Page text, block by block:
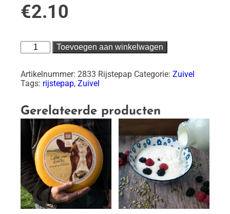
€2.10
Rijstepap
aantal
Toevoegen aan winkelwagen
Artikelnummer: 2833 Rijstepap Categorie: Zuivel
Tags: rijstepap, Zuivel
Gerelateerde producten